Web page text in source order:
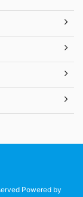
Powered by